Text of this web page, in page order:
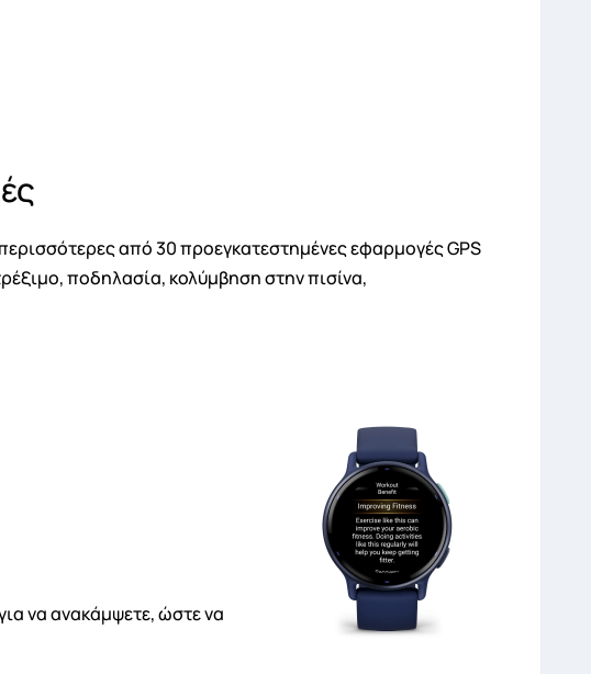
από 30 προεγκατεστημένες εφαρμογές GPS
ποδηλασία, κολύμβηση στην πισίνα,
να ανακάμψετε, ώστε να